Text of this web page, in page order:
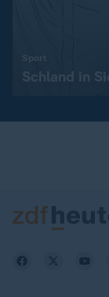
Schland in